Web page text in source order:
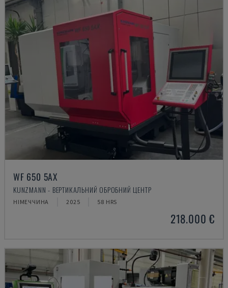
WF 650 5AX
KUNZMANN - ВЕРТИКАЛЬНИЙ ОБРОБНИЙ ЦЕНТР
НІМЕЧЧИНА 2025 58 HRS
218.000 €